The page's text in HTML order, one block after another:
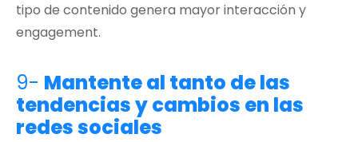
tipo de contenido genera mayor interacción y
engagement.
9- Mantente al tanto de las
tendencias y cambios en las
redes sociales